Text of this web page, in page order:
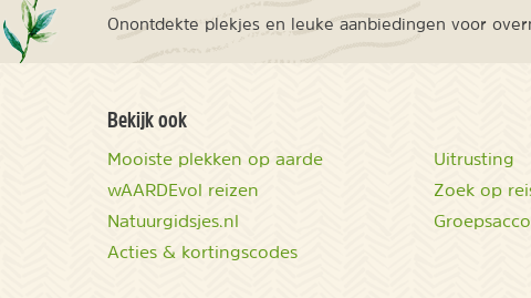
Onontdekte plekjes en leuke aanbiedingen voor
Bekijk ook
Mooiste plekken op aarde
wAARDEvol reizen
Natuurgidsjes.nl
Acties & kortingscodes
Uitrusting
Zoek op